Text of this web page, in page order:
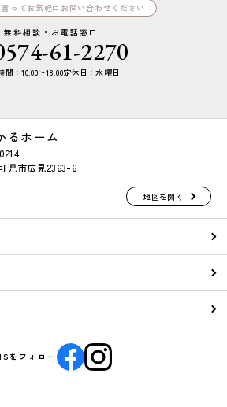
ってお気軽にお問い合わせください
無料相談・お電話窓口
61-2270
間：10:00〜18:00定休日：水曜日
るホーム
児市広見2363-6
地図を開く
をフォロー